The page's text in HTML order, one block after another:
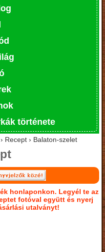
története
Recept › Balaton-szelet
honlaponkon. Legyél te az
fotóval együtt és nyerj
utalványt!